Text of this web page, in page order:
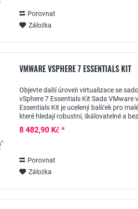
Porovnat
Záložka
VMWARE VSPHERE 7 ESSENTIALS KIT
Objevte další úroveň virtualizace se
vSphere 7 Essentials Kit Sada VMware
Essentials Kit je ucelený balíček pro
které hledají robustní, škálovatelné a
8 482,90 Kč *
Porovnat
Záložka